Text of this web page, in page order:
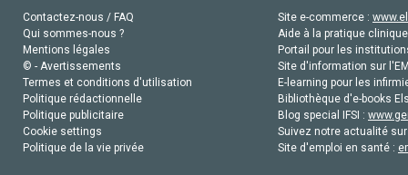
Contactez-nous / FAQ
Qui sommes-nous ?
Mentions légales
© - Avertissements
Termes et conditions d'utilisation
Politique rédactionnelle
Politique publicitaire
Cookie settings
Politique de la vie privée
Site e-commerce :
Aide à la pratique
Portail pour les
Site d'information sur
E-learning pour les
Bibliothèque d'e-books
Blog special IFSI :
Suivez notre actualité
Site d'emploi en santé :